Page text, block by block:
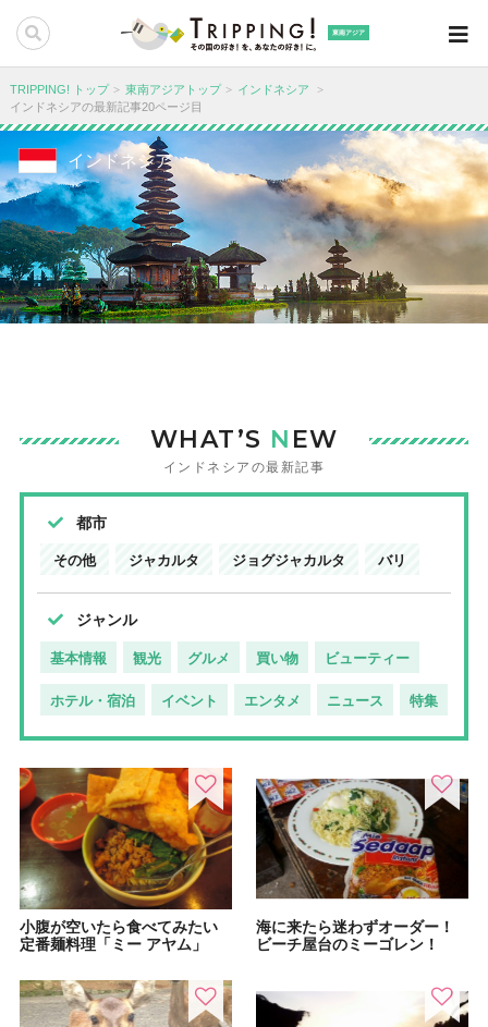
東南アジア
TRIPPING! トップ 東南アジアトップ
インドネシア
インドネシアの最新記事20ページ目
インドネシア
WHAT’S N EW
インドネシアの最新記事
都市
その他 ジャカルタ ジョグジャカルタ バリ
ジャンル
基本情報 観光 グルメ 買い物 ビューティー
ホテル・宿泊 イベント エンタメ ニュース 特集
小腹が空いたら食べてみたい
定番麺料理「ミー アヤム」
海に来たら迷わずオーダー！
ビーチ屋台のミーゴレン！